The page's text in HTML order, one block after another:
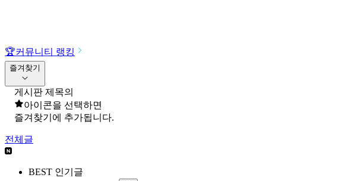
🏆커뮤니티 랭킹
즐겨찾기
게시판 제목의
아이콘을 선택하면
즐겨찾기에 추가됩니다.
전체글
BEST 인기글